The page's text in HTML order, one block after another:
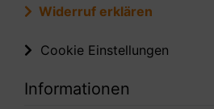
Widerruf erklären
Cookie Einstellungen
Informationen